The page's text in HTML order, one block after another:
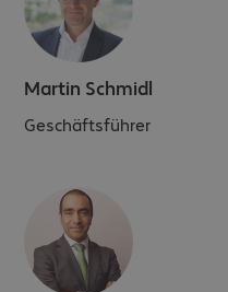
Martin Schmidl
Geschäftsführer